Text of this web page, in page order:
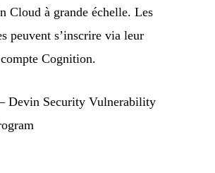
Cloud à grande échelle. Les
peuvent s’inscrire via leur
Cognition.
Devin Security Vulnerability